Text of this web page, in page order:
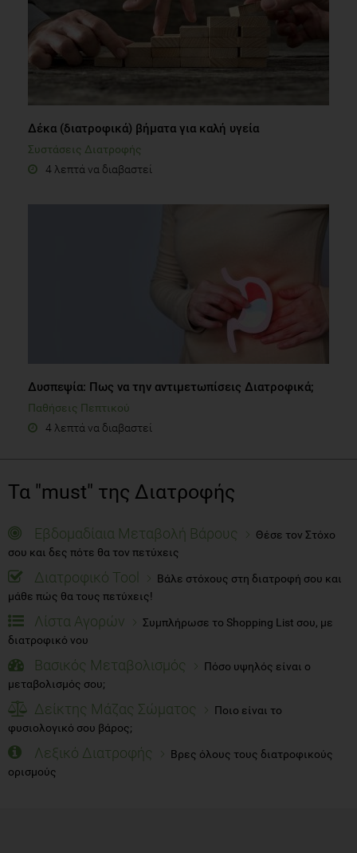
Δέκα (διατροφικά) βήματα για καλή υγεία
Συστάσεις Διατροφής
4 λεπτά να διαβαστεί
Δυσπεψία: Πως να την αντιμετωπίσεις Διατροφικά;
Παθήσεις Πεπτικού
4 λεπτά να διαβαστεί
Τα "must" της Διατροφής
Εβδομαδίαια Μεταβολή Βάρους
Θέσε τον Στόχο
σου και δες πότε θα τον πετύχεις
Διατροφικό Tool
Βάλε στόχους στη διατροφή σου και
μάθε πώς θα τους πετύχεις!
Λίστα Αγορών
Συμπλήρωσε το Shopping List σου, με
διατροφικό νου
Βασικός Μεταβολισμός
Πόσο υψηλός είναι ο
μεταβολισμός σου;
Δείκτης Μάζας Σώματος
Ποιο είναι το
φυσιολογικό σου βάρος;
Λεξικό Διατροφής
Βρες όλους τους διατροφικούς
ορισμούς